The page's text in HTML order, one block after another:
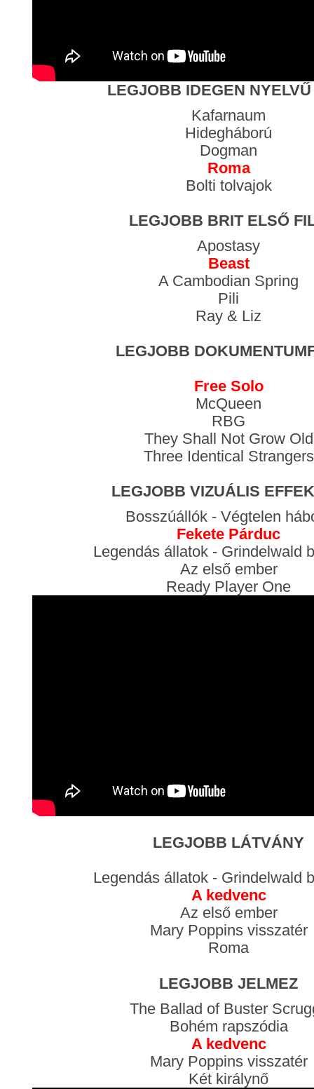
LEGJOBB IDEGEN
Kafarnaum
Hidegháború
Dogman
Roma
Bolti tolvajok
LEGJOBB BRIT ELSŐ
Apostasy
Beast
A Cambodian Spring
Pili
Ray & Liz
LEGJOBB
Free Solo
McQueen
RBG
They Shall Not Grow Old
Three Identical Strangers
LEGJOBB VIZUÁLIS
Bosszúállók - Végtelen
Fekete Párduc
Legendás állatok - Grindelwald
Az első ember
Ready Player One
LEGJOBB LÁTVÁNY
Legendás állatok - Grindelwald
A kedvenc
Az első ember
Mary Poppins visszatér
Roma
LEGJOBB JELMEZ
The Ballad of Buster
Bohém rapszódia
A kedvenc
Mary Poppins visszatér
Két királynő